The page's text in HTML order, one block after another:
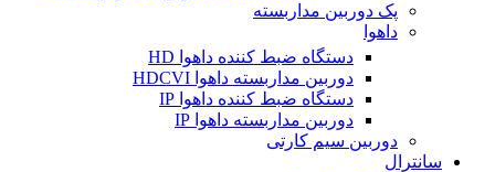
پک دوربین مداربسته
داهوا
دستگاه ضبط کننده داهوا HD
دوربین مداربسته داهوا HDCVI
دستگاه ضبط کننده داهوا IP
دوربین مداربسته داهوا IP
دوربین سیم کارتی
سانترال